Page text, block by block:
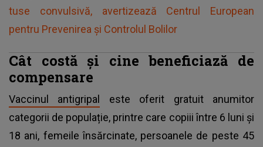
tuse convulsivă, avertizează Centrul European
pentru Prevenirea şi Controlul Bolilor
Cât costă și cine beneficiază de
compensare
Vaccinul antigripal
este oferit gratuit anumitor
categorii de populație, printre care copiii între 6 luni și
18 ani, femeile însărcinate, persoanele de peste 45